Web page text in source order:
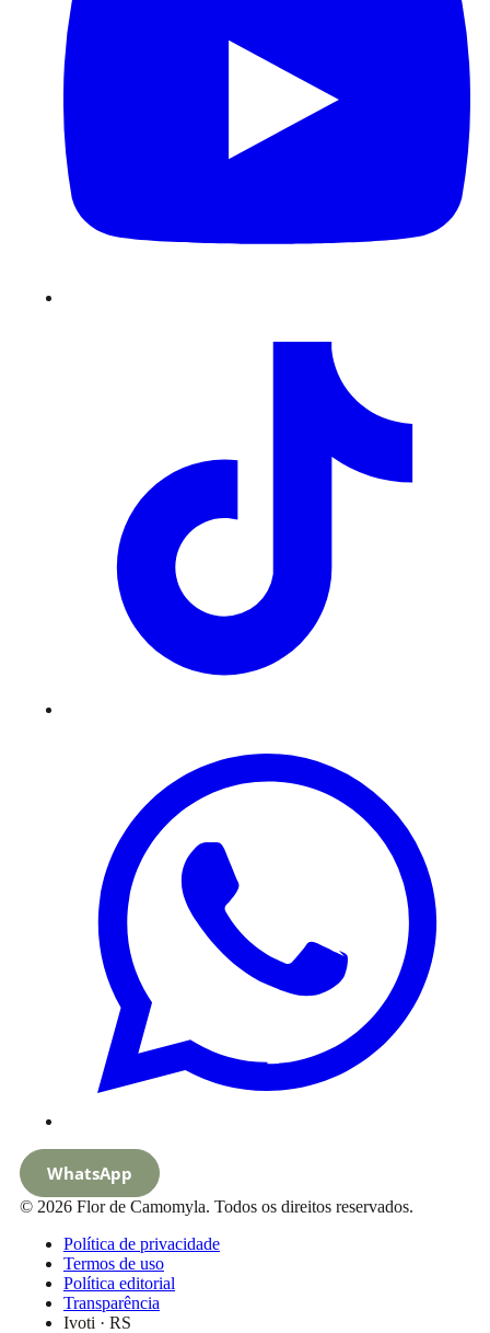
WhatsApp
© 2026 Flor de Camomyla. Todos os direitos reservados.
Política de privacidade
Termos de uso
Política editorial
Transparência
Ivoti · RS